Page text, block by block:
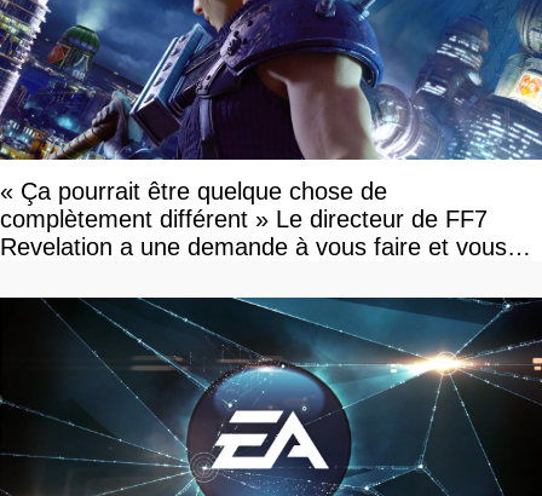
« Ça pourrait être quelque chose de
complètement différent » Le directeur de FF7
Revelation a une demande à vous faire et vous